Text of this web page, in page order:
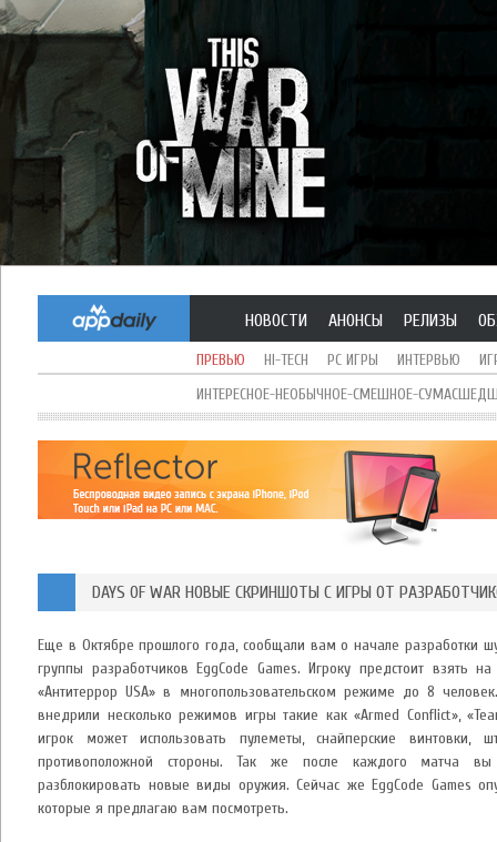
НОВОСТИ АНОНСЫ РЕЛИЗЫ
ПРЕВЬЮ HI-TECH PC ИГРЫ ИНТЕРВЬЮ
ИНТЕРЕСНОЕ-НЕОБЫЧНОЕ-СМЕШНОЕ-
DAYS OF WAR НОВЫЕ СКРИНШОТЫ С ИГРЫ ОТ
Еще в Октябре прошлого года, сообщали вам о начале разработки
группы разработчиков EggCode Games. Игроку предстоит взять
«Антитеррор USA» в многопользовательском режиме до 8
внедрили несколько режимов игры такие как «Armed Conflict»,
игрок может использовать пулеметы, снайперские
противоположной стороны. Так же после каждого матча вы
разблокировать новые виды оружия. Сейчас же EggCode Games
которые я предлагаю вам посмотреть.